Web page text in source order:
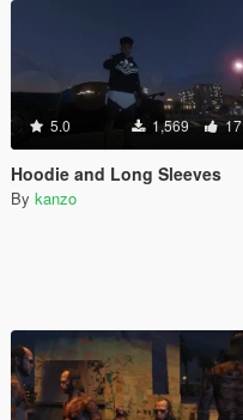
5.0 1,569 17
Hoodie and Long Sleeves
By kanzo